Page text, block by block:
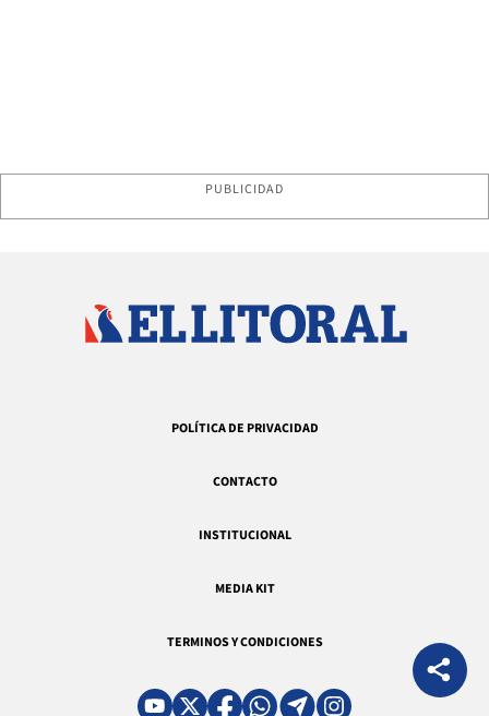
PUBLICIDAD
POLÍTICA DE PRIVACIDAD
CONTACTO
INSTITUCIONAL
MEDIA KIT
TERMINOS Y CONDICIONES